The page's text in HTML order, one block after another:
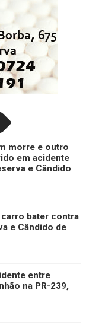
morre e outro
em acidente
e Cândido
bater contra
e Cândido de
entre
na PR-239,